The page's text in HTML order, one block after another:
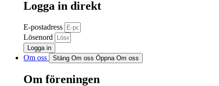
Logga in direkt
E-postadress
Lösenord
Logga in
Om oss Stäng Om oss Öppna Om oss
Om föreningen